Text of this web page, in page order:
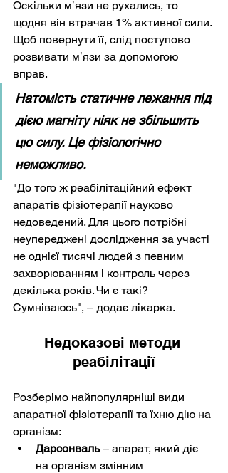
Оскільки мʼязи не рухались, то
щодня він втрачав 1% активної сили.
Щоб повернути її, слід поступово
розвивати мʼязи за допомогою
вправ.
Натомість статичне лежання під
дією магніту ніяк не збільшить
цю силу. Це фізіологічно
неможливо.
"До того ж реабілітаційний ефект
апаратів фізіотерапії науково
недоведений. Для цього потрібні
неупереджені дослідження за участі
не однієї тисячі людей з певним
захворюванням і контроль через
декілька років. Чи є такі?
Сумніваюсь", – додає лікарка.
Недоказові методи
реабілітації
Розберімо найпопулярніші види
апаратної фізіотерапії та їхню дію на
організм:
Дарсонваль – апарат, який діє
на організм змінним